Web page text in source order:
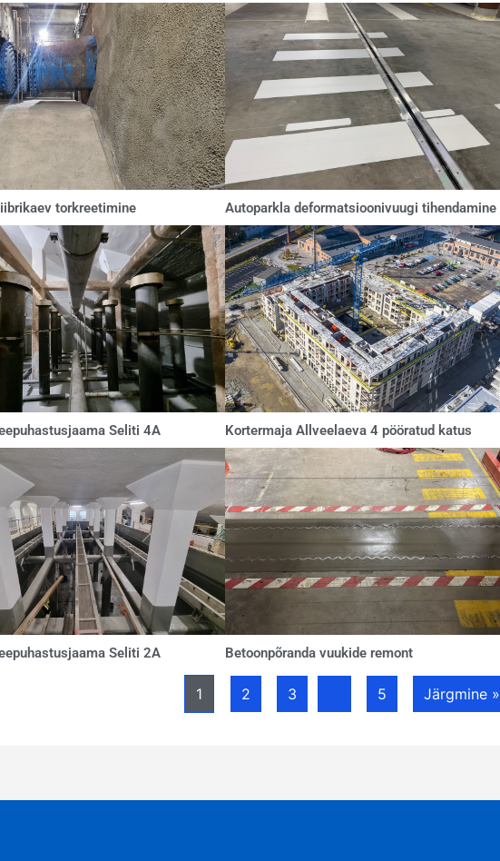
torkreetimine Autoparkla deformatsioonivuugi tihendamine
Seliti 4A Kortermaja Allveelaeva 4 pööratud katus
Seliti 2A Betoonpõranda vuukide remont
1 2 3 5 Järgmine »